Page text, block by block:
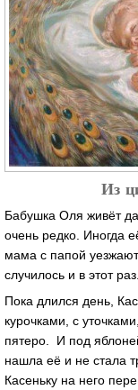
Из
Бабушка Оля живёт
очень редко. Иногда
мама с папой
случилось и в этот раз.
Пока длился день,
курочками, с
пятеро. И под
нашла её и не стала
Касеньку на него